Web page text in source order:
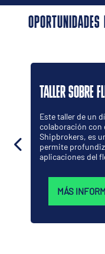
TALLER SOBRE
Este taller de un
colaboración con
Shipbrokers, es
permite
aplicaciones del
MÁS